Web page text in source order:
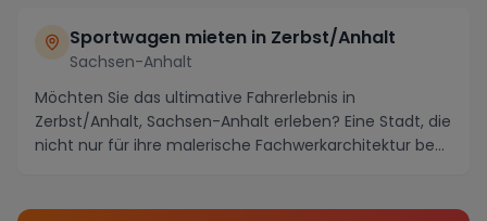
Sportwagen mieten in Zerbst/Anhalt
Sachsen-Anhalt
Möchten Sie das ultimative Fahrerlebnis in
Zerbst/Anhalt, Sachsen-Anhalt erleben? Eine Stadt, die
nicht nur für ihre malerische Fachwerkarchitektur be...